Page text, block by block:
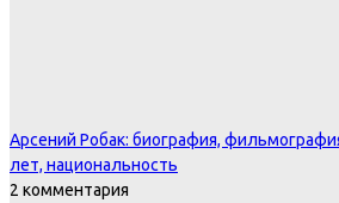
Арсений Робак: биография,
лет, национальность
2 комментария